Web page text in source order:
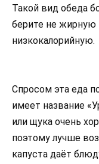
Такой вид обеда
берите не жирную
низкокалорийную.
Спросом эта еда
имеет название
или щука очень
поэтому лучше
капуста даёт